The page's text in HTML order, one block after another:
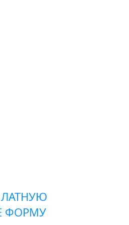
ФОРМУ